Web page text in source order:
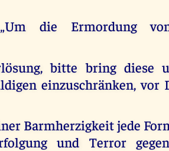
„Um die Ermordung
bitte bring diese
einzuschränken, vor
Barmherzigkeit jede
und Terror